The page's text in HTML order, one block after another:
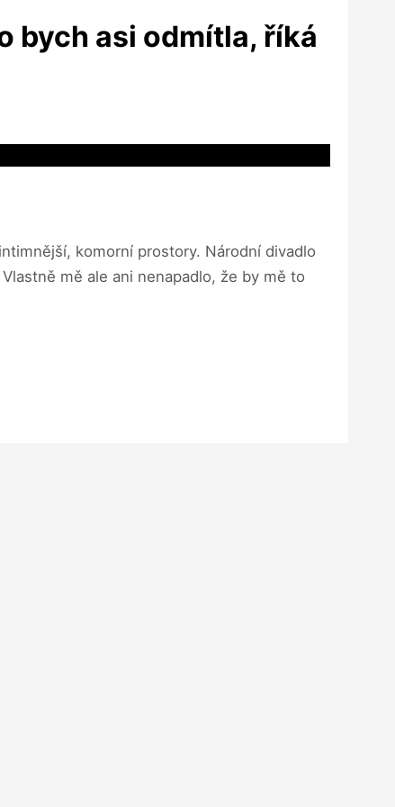
bych asi odmítla, říká
komorní prostory. Národní divadlo
mě ale ani nenapadlo, že by mě to